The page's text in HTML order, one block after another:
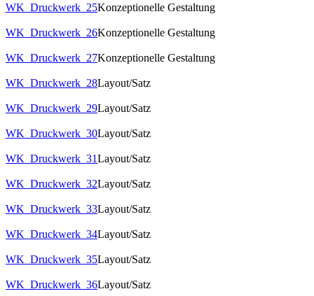
WK_Druckwerk_25Konzeptionelle Gestaltung
WK_Druckwerk_26Konzeptionelle Gestaltung
WK_Druckwerk_27Konzeptionelle Gestaltung
WK_Druckwerk_28Layout/Satz
WK_Druckwerk_29Layout/Satz
WK_Druckwerk_30Layout/Satz
WK_Druckwerk_31Layout/Satz
WK_Druckwerk_32Layout/Satz
WK_Druckwerk_33Layout/Satz
WK_Druckwerk_34Layout/Satz
WK_Druckwerk_35Layout/Satz
WK_Druckwerk_36Layout/Satz